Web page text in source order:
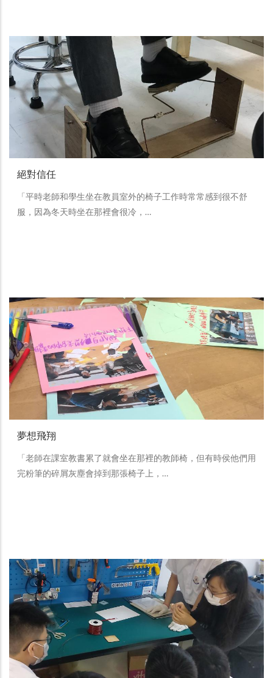
絕對信任
「平時老師和學生坐在教員室外的椅子工作時常常感到很不舒
服，因為冬天時坐在那裡會很冷，…
夢想飛翔
「老師在課室教書累了就會坐在那裡的教師椅，但有時侯他們用
完粉筆的碎屑灰塵會掉到那張椅子上，…